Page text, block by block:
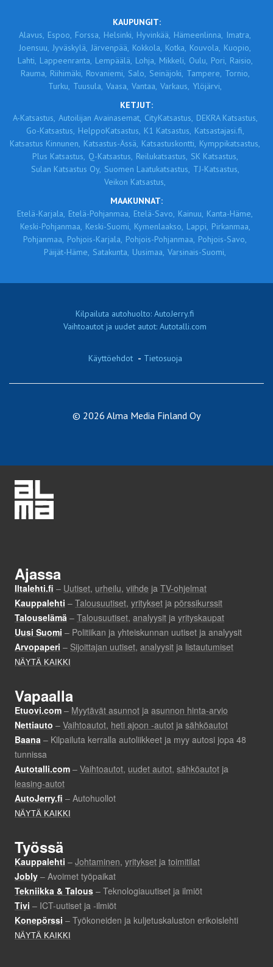
KAUPUNGIT:
Alavus, Espoo, Forssa, Helsinki, Hyvinkää, Hämeenlinna, Imatra,
Joensuu, Jyväskylä, Järvenpää, Kokkola, Kotka, Kouvola, Kuopio,
Lahti, Lappeenranta, Lempäälä, Lohja, Mikkeli, Oulu, Pori, Raisio,
Rauma, Riihimäki, Rovaniemi, Salo, Seinäjoki, Tampere, Tornio,
Turku, Tuusula, Vaasa, Vantaa, Varkaus, Ylöjärvi,
KETJUT:
A-Katsastus, Autoilijan Avainasemat, CityKatsastus, DEKRA Katsastus,
Go-Katsastus, HelppoKatsastus, K1 Katsastus, Katsastajasi.fi,
Katsastus Kinnunen, Katsastus-Ässä, Katsastuskontti, Kymppikatsastus,
Plus Katsastus, Q-Katsastus, Reilukatsastus, SK Katsastus,
Sulan Katsastus Oy, Suomen Laatukatsastus, TJ-Katsastus,
Veikon Katsastus,
MAAKUNNAT:
Etelä-Karjala, Etelä-Pohjanmaa, Etelä-Savo, Kainuu, Kanta-Häme,
Keski-Pohjanmaa, Keski-Suomi, Kymenlaakso, Lappi, Pirkanmaa,
Pohjanmaa, Pohjois-Karjala, Pohjois-Pohjanmaa, Pohjois-Savo,
Päijät-Häme, Satakunta, Uusimaa, Varsinais-Suomi,
Kilpailuta autohuolto: AutoJerry.fi
Vaihtoautot ja uudet autot: Autotalli.com
Käyttöehdot - Tietosuoja
© 2026 Alma Media Finland Oy